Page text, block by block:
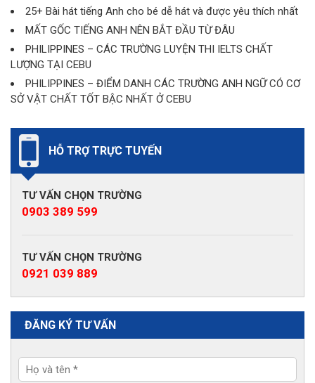
25+ Bài hát tiếng Anh cho bé dễ hát và được yêu thích nhất
MẤT GỐC TIẾNG ANH NÊN BẮT ĐẦU TỪ ĐÂU
PHILIPPINES – CÁC TRƯỜNG LUYỆN THI IELTS CHẤT
LƯỢNG TẠI CEBU
PHILIPPINES – ĐIỂM DANH CÁC TRƯỜNG ANH NGỮ CÓ CƠ
SỞ VẬT CHẤT TỐT BẬC NHẤT Ở CEBU
HỖ TRỢ TRỰC TUYẾN
TƯ VẤN CHỌN TRƯỜNG
0903 389 599
TƯ VẤN CHỌN TRƯỜNG
0921 039 889
ĐĂNG KÝ TƯ VẤN